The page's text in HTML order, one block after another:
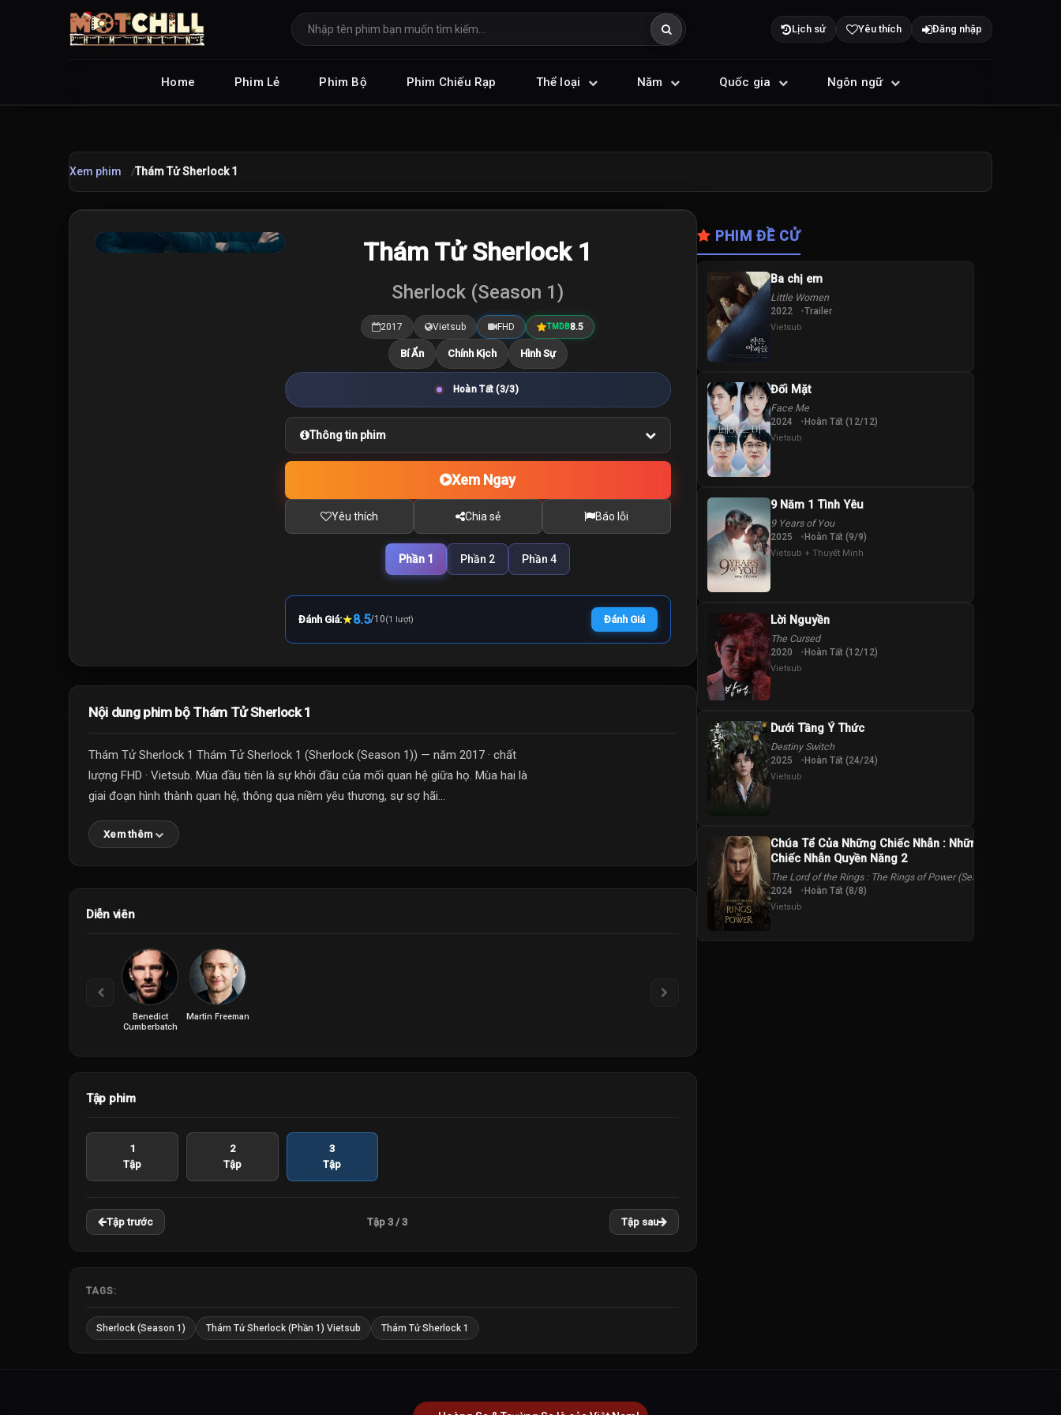
Lịch sử Yêu thích Đăng nhập
Home Phim Lẻ Phim Bộ Phim Chiếu Rạp Thể loại Năm Quốc gia Ngôn ngữ
Xem phim Thám Tử Sherlock 1
Thám Tử Sherlock 1
Sherlock (Season 1)
2017 Vietsub FHD TMDB8.5
Bí Ẩn Chính Kịch Hình Sự
Hoàn Tất (3/3)
Thông tin phim
Xem Ngay
Yêu thích Chia sẻ Báo lỗi
Phần 1 Phần 2 Phần 4
Đánh Giá:★8.5/10(1 lượt) Đánh Giá
Nội dung phim bộ Thám Tử Sherlock 1
Thám Tử Sherlock 1 Thám Tử Sherlock 1 (Sherlock (Season 1)) — năm 2017 · chất
lượng FHD · Vietsub. Mùa đầu tiên là sự khởi đầu của mối quan hệ giữa họ. Mùa hai là
giai đoạn hình thành quan hệ, thông qua niềm yêu thương, sự sợ hãi...
Xem thêm
Diễn viên
Benedict
Cumberbatch
Martin Freeman
Tập phim
1
Tập
2
Tập
3
Tập
Tập trước Tập 3 / 3 Tập sau
TAGS:
Sherlock (Season 1) Thám Tử Sherlock (Phần 1) Vietsub Thám Tử Sherlock 1
PHIM ĐỀ CỬ
Ba chị em
Little Women
2022 Trailer
Vietsub
Đối Mặt
Face Me
2024 Hoàn Tất (12/12)
Vietsub
9 Năm 1 Tình Yêu
9 Years of You
2025 Hoàn Tất (9/9)
Vietsub + Thuyết Minh
Lời Nguyền
The Cursed
2020 Hoàn Tất (12/12)
Vietsub
Dưới Tầng Ý Thức
Destiny Switch
2025 Hoàn Tất (24/24)
Vietsub
Chúa Tể Của Những Chiếc Nhẫn : Những
Chiếc Nhẫn Quyền Năng 2
The Lord of the Rings : The Rings of Power (Season 2)
2024 Hoàn Tất (8/8)
Vietsub